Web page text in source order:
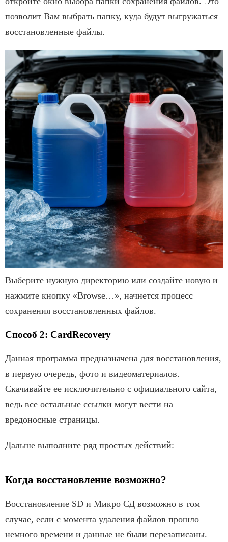
позволит Вам выбрать папку, куда будут выгружаться
восстановленные файлы.
Выберите нужную директорию или создайте новую и
нажмите кнопку «Browse…», начнется процесс
сохранения восстановленных файлов.
Способ 2: CardRecovery
Данная программа предназначена для восстановления,
в первую очередь, фото и видеоматериалов.
Скачивайте ее исключительно с официального сайта,
ведь все остальные ссылки могут вести на
вредоносные страницы.
Дальше выполните ряд простых действий:
Когда восстановление возможно?
Восстановление SD и Микро СД возможно в том
случае, если с момента удаления файлов прошло
немного времени и данные не были перезаписаны.